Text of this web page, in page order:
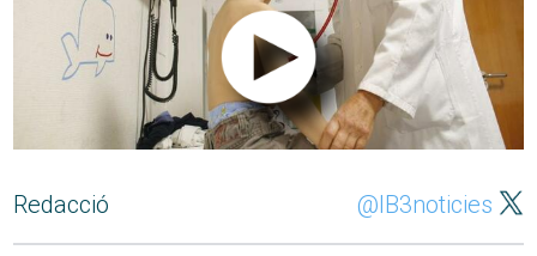
Redacció @IB3noticies